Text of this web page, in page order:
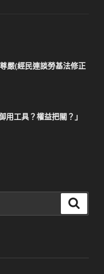
嚴(經民連談勞基法修正
用工具？權益把關？」